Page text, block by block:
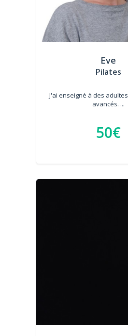
Eve
Pilates
J'ai enseigné à des
avancés. ...
50€